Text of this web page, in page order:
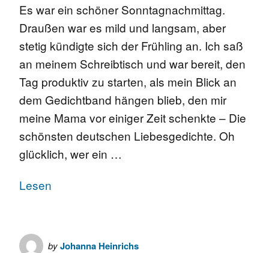
Es war ein schöner Sonntagnachmittag.
Draußen war es mild und langsam, aber
stetig kündigte sich der Frühling an. Ich saß
an meinem Schreibtisch und war bereit, den
Tag produktiv zu starten, als mein Blick an
dem Gedichtband hängen blieb, den mir
meine Mama vor einiger Zeit schenkte – Die
schönsten deutschen Liebesgedichte. Oh
glücklich, wer ein …
Lesen
byJohanna Heinrichs